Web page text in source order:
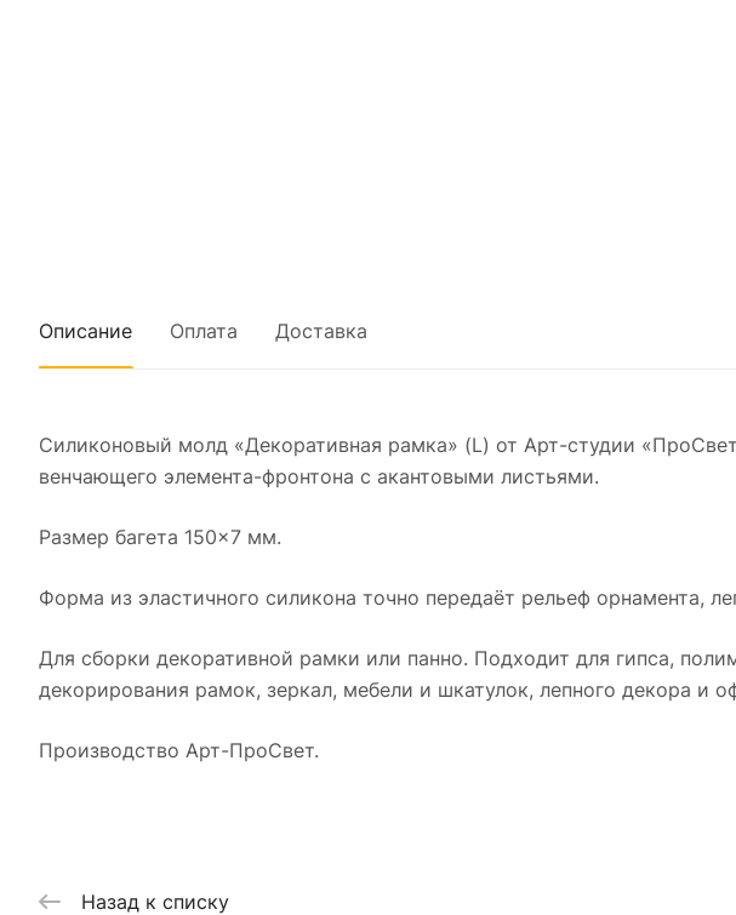
Описание Оплата Доставка
Силиконовый молд «Декоративная рамка» (L) от Арт-студии
венчающего элемента-фронтона с акантовыми листьями.
Размер багета 150×7 мм.
Форма из эластичного силикона точно передаёт рельеф орнамента,
Для сборки декоративной рамки или панно. Подходит для гипса,
декорирования рамок, зеркал, мебели и шкатулок, лепного декора и
Производство Арт-ПроСвет.
Назад к списку